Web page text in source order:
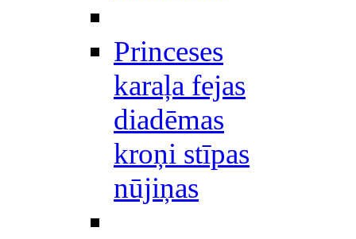
Princeses
karaļa fejas
diadēmas
kroņi stīpas
nūjiņas